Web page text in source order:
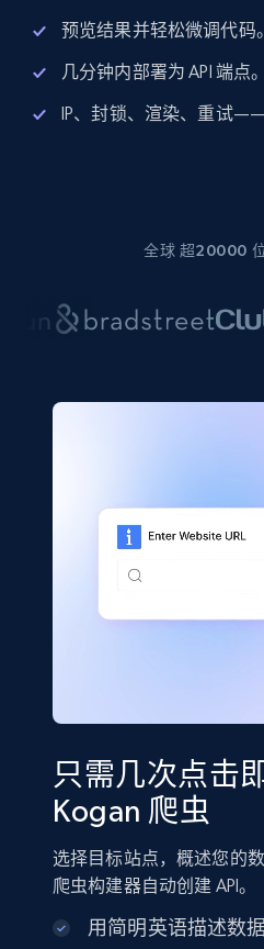
预览结果并轻松微调代码。
几分钟内部署为 API 端点。
IP、封锁、渲染、重试——
全球 超20000
只需几次点击
Kogan 爬虫
选择目标站点，概述您的
爬虫构建器自动创建 API。
用简明英语描述数